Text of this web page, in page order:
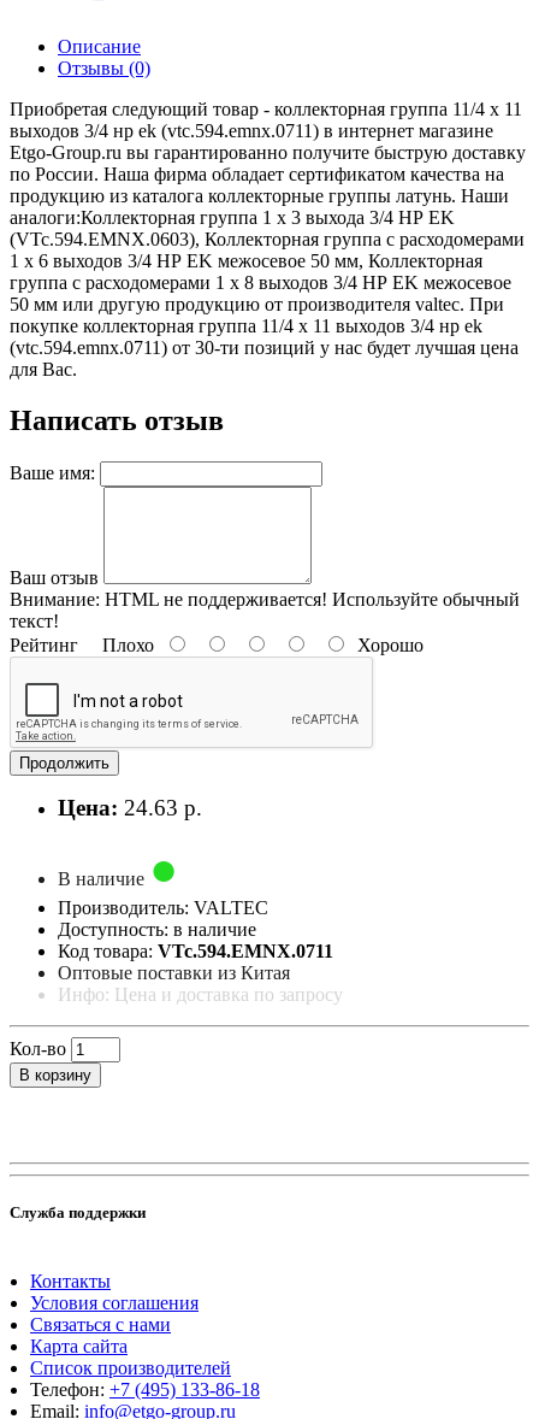
Описание
Отзывы (0)
Приобретая следующий товар - коллекторная группа 11/4 х 11
выходов 3/4 нр ek (vtc.594.emnx.0711) в интернет магазине
Etgo-Group.ru вы гарантированно получите быструю доставку
по России. Наша фирма обладает сертификатом качества на
продукцию из каталога коллекторные группы латунь. Наши
аналоги:Коллекторная группа 1 х 3 выхода 3/4 НР EK
(VTc.594.EMNX.0603), Коллекторная группа с расходомерами
1 х 6 выходов 3/4 НР EK межосевое 50 мм, Коллекторная
группа с расходомерами 1 х 8 выходов 3/4 НР EK межосевое
50 мм или другую продукцию от производителя valtec. При
покупке коллекторная группа 11/4 х 11 выходов 3/4 нр ek
(vtc.594.emnx.0711) от 30-ти позиций у нас будет лучшая цена
для Вас.
Написать отзыв
Ваше имя:
Ваш отзыв
Внимание: HTML не поддерживается! Используйте обычный
текст!
Рейтинг Плохо Хорошо
Продолжить
Цена: 24.63 р.
В наличие
Производитель: VALTEC
Доступность: в наличие
Код товара: VTc.594.EMNX.0711
Оптовые поставки из Китая
Инфо: Цена и доставка по запросу
Кол-во
В корзину
Служба поддержки
Контакты
Условия соглашения
Связаться с нами
Карта сайта
Список производителей
Телефон: +7 (495) 133-86-18
Email: info@etgo-group.ru